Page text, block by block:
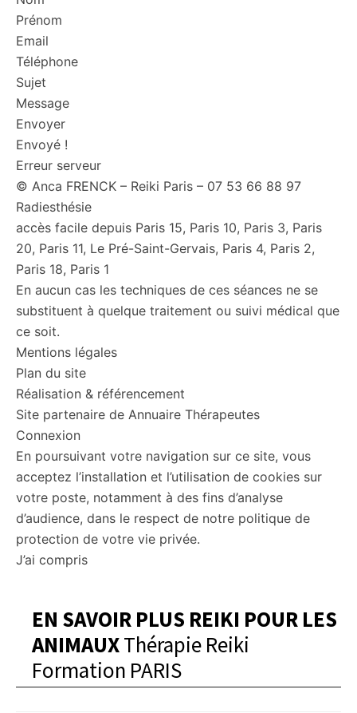
Prénom
Email
Téléphone
Sujet
Message
Envoyer
Envoyé !
Erreur serveur
© Anca FRENCK – Reiki Paris – 07 53 66 88 97
Radiesthésie
accès facile depuis Paris 15, Paris 10, Paris 3, Paris
20, Paris 11, Le Pré-Saint-Gervais, Paris 4, Paris 2,
Paris 18, Paris 1
En aucun cas les techniques de ces séances ne se
substituent à quelque traitement ou suivi médical que
ce soit.
Mentions légales
Plan du site
Réalisation & référencement
Site partenaire de Annuaire Thérapeutes
Connexion
En poursuivant votre navigation sur ce site, vous
acceptez l’installation et l’utilisation de cookies sur
votre poste, notamment à des fins d’analyse
d’audience, dans le respect de notre politique de
protection de votre vie privée.
J’ai compris
EN SAVOIR PLUS REIKI POUR LES
ANIMAUXThérapie Reiki
Formation PARIS